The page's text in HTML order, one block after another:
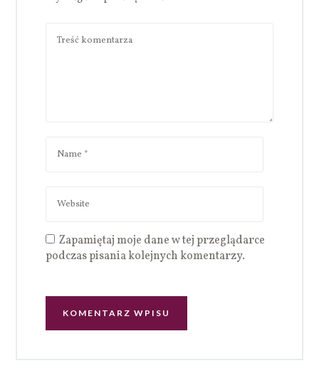
Zapamiętaj moje dane w tej przeglądarce
podczas pisania kolejnych komentarzy.